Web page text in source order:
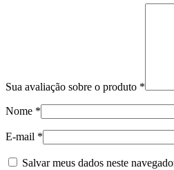
Sua avaliação sobre o produto *
Nome *
E-mail *
Salvar meus dados neste